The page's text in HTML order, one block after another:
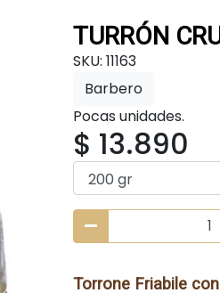
TURRÓN
SKU: 11163
Barbero
Pocas unidades.
$ 13.890
Torrone Friabile